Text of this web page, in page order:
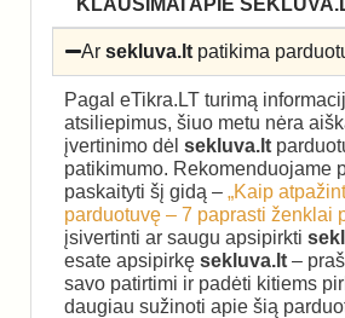
Arsekluva.lt patikima
Pagal eTikra.LT turimą
atsiliepimus, šiuo metu nėra
įvertinimo dėl sekluva.lt
patikimumo. Rekomenduojame
paskaityti šį gidą – „Kaip
parduotuvę – 7 paprasti ženklai
įsivertinti ar saugu apsipirkti
esate apsipirkę sekluva.lt –
savo patirtimi ir padėti kitiems
daugiau sužinoti apie šią